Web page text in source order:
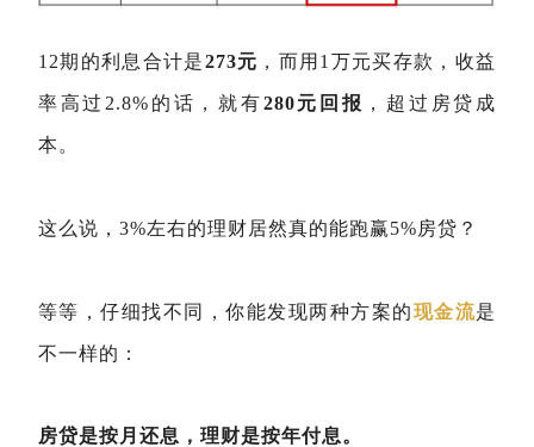
12期的利息合计是273元 ，而用1万元买存款，收益
率高过2.8%的话，就有280元回报 ，超过房贷成
本。
这么说，3%左右的理财居然真的能跑赢5%房贷？
等等，仔细找不同，你能发现两种方案的现金流是
不一样的：
房贷是按月还息，理财是按年付息。